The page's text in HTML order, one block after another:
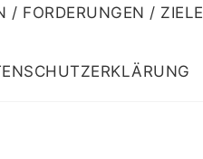
/ FORDERUNGEN / ZIELE